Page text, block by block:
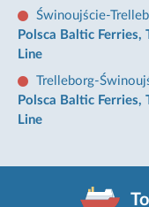
Świnoujście-
Polsca Baltic Ferries,
Line
Trelleborg-
Polsca Baltic Ferries,
Line